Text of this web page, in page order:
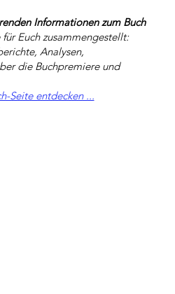
Informationen zum Buch
Euch zusammengestellt:
Analysen,
die Buchpremiere und
Seite entdecken ...